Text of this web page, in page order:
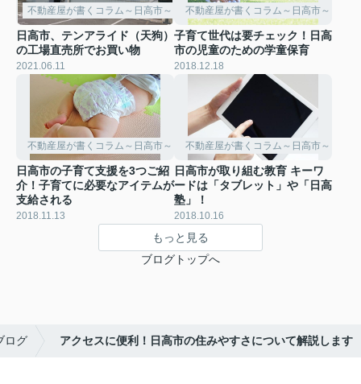
不動産屋が書くコラム～日高市～
日高市、テンアライド（天狗）
の工場直売所でお買い物
2021.06.11
不動産屋が書くコラム～日高市～
子育て世代は要チェック！日高
市の児童のための学童保育
2018.12.18
不動産屋が書くコラム～日高市～
日高市の子育て支援を3つご紹
介！子育てに必要なアイテムが
支給される
2018.11.13
不動産屋が書くコラム～日高市～
日高市が取り組む教育 キーワ
ードは「タブレット」や「日高
塾」！
2018.10.16
もっと見る
ブログトップへ
ログ アクセスに便利！日高市の住みやすさについて解説します